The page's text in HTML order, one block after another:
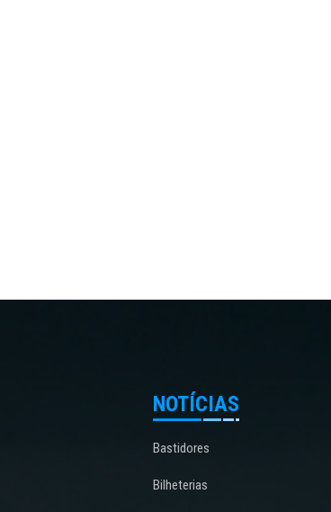
NOTÍCIAS
Bastidores
Bilheterias